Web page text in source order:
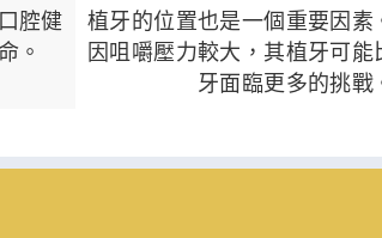
腔健
。
植牙的位置也是一個重要因素
因咀嚼壓力較大，其植牙可能
牙面臨更多的挑戰